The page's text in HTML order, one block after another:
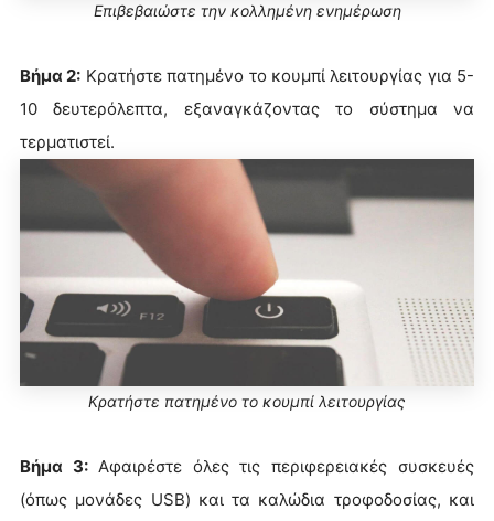
Επιβεβαιώστε την κολλημένη ενημέρωση
Βήμα 2: Κρατήστε πατημένο το κουμπί λειτουργίας για 5-
10 δευτερόλεπτα, εξαναγκάζοντας το σύστημα να
τερματιστεί.
Κρατήστε πατημένο το κουμπί λειτουργίας
Βήμα 3: Αφαιρέστε όλες τις περιφερειακές συσκευές
(όπως μονάδες USB) και τα καλώδια τροφοδοσίας, και